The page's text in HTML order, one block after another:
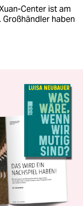
Center ist am
haben